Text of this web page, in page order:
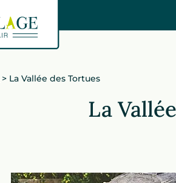
> La Vallée des Tortues
La